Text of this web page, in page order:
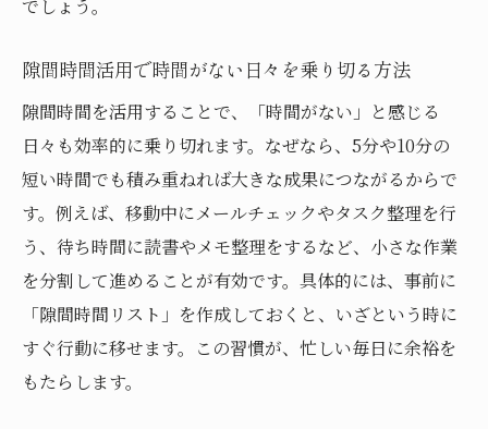
苦手意識を克服し時間がない悩みを減らす
一日の予定を立てるアプリで時間がない悩みを
解消
時間がない人におすすめの予定管理アプリ
の選び方
一日の予定を立てるアプリ活用で時間がな
い解消
アプリで時間がない日々もタスク管理を効
率化
でしょう。
隙間時間活用で時間がない日々を乗り切る方法
隙間時間を活用することで、「時間がない」と感じる
日々も効率的に乗り切れます。なぜなら、5分や10分の
短い時間でも積み重ねれば大きな成果につながるからで
す。例えば、移動中にメールチェックやタスク整理を行
う、待ち時間に読書やメモ整理をするなど、小さな作業
を分割して進めることが有効です。具体的には、事前に
「隙間時間リスト」を作成しておくと、いざという時に
すぐ行動に移せます。この習慣が、忙しい毎日に余裕を
もたらします。